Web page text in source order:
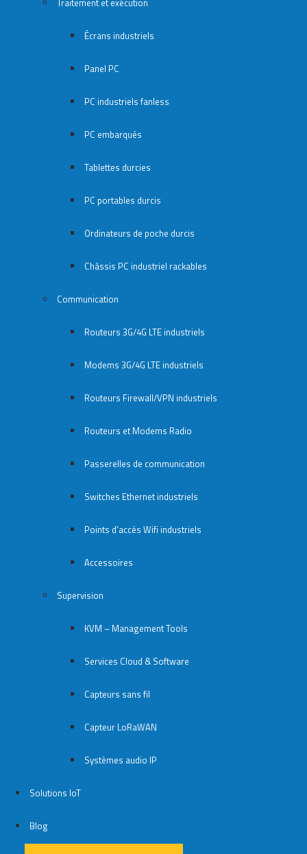
Traitement et exécution
Écrans industriels
Panel PC
PC industriels fanless
PC embarqués
Tablettes durcies
PC portables durcis
Ordinateurs de poche durcis
Châssis PC industriel rackables​
Communication
Routeurs 3G/4G LTE industriels
Modems 3G/4G LTE industriels
Routeurs Firewall/VPN industriels
Routeurs et Modems Radio
Passerelles de communication
Switches Ethernet industriels
Points d’accès Wifi industriels
Accessoires
Supervision
KVM – Management Tools
Services Cloud & Software
Capteurs sans fil
Capteur LoRaWAN
Systèmes audio IP
Solutions IoT
Blog